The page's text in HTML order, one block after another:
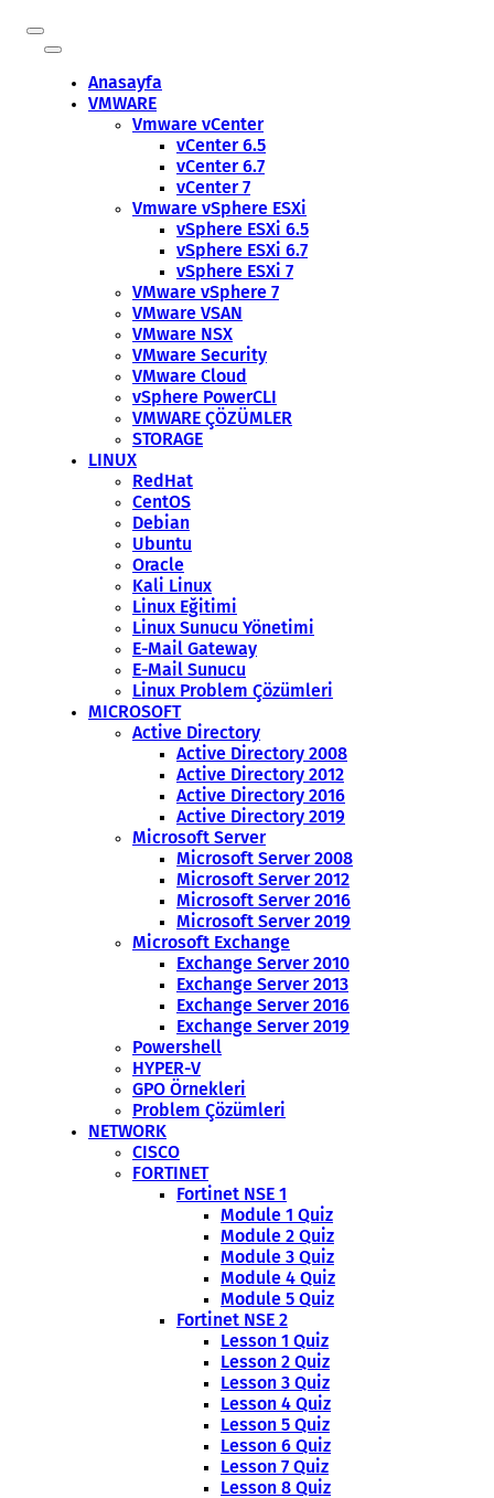
Anasayfa
VMWARE
Vmware vCenter
vCenter 6.5
vCenter 6.7
vCenter 7
Vmware vSphere ESXi
vSphere ESXi 6.5
vSphere ESXi 6.7
vSphere ESXi 7
VMware vSphere 7
VMware VSAN
VMware NSX
VMware Security
VMware Cloud
vSphere PowerCLI
VMWARE ÇÖZÜMLER
STORAGE
LINUX
RedHat
CentOS
Debian
Ubuntu
Oracle
Kali Linux
Linux Eğitimi
Linux Sunucu Yönetimi
E-Mail Gateway
E-Mail Sunucu
Linux Problem Çözümleri
MICROSOFT
Active Directory
Active Directory 2008
Active Directory 2012
Active Directory 2016
Active Directory 2019
Microsoft Server
Microsoft Server 2008
Microsoft Server 2012
Microsoft Server 2016
Microsoft Server 2019
Microsoft Exchange
Exchange Server 2010
Exchange Server 2013
Exchange Server 2016
Exchange Server 2019
Powershell
HYPER-V
GPO Örnekleri
Problem Çözümleri
NETWORK
CISCO
FORTINET
Fortinet NSE 1
Module 1 Quiz
Module 2 Quiz
Module 3 Quiz
Module 4 Quiz
Module 5 Quiz
Fortinet NSE 2
Lesson 1 Quiz
Lesson 2 Quiz
Lesson 3 Quiz
Lesson 4 Quiz
Lesson 5 Quiz
Lesson 6 Quiz
Lesson 7 Quiz
Lesson 8 Quiz